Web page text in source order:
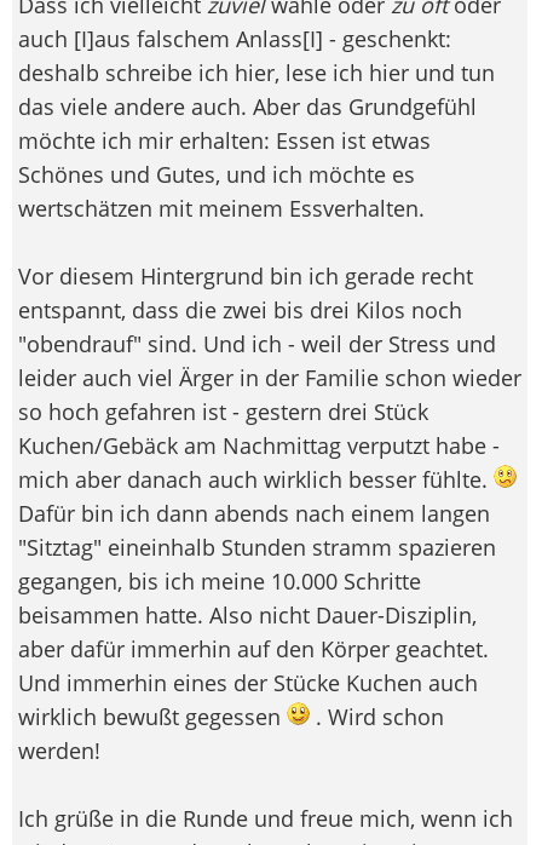
auch [I]aus falschem Anlass[I] - geschenkt:
deshalb schreibe ich hier, lese ich hier und tun
das viele andere auch. Aber das Grundgefühl
möchte ich mir erhalten: Essen ist etwas
Schönes und Gutes, und ich möchte es
wertschätzen mit meinem Essverhalten.
Vor diesem Hintergrund bin ich gerade recht
entspannt, dass die zwei bis drei Kilos noch
"obendrauf" sind. Und ich - weil der Stress und
leider auch viel Ärger in der Familie schon wieder
so hoch gefahren ist - gestern drei Stück
Kuchen/Gebäck am Nachmittag verputzt habe -
mich aber danach auch wirklich besser fühlte.
Dafür bin ich dann abends nach einem langen
"Sitztag" eineinhalb Stunden stramm spazieren
gegangen, bis ich meine 10.000 Schritte
beisammen hatte. Also nicht Dauer-Disziplin,
aber dafür immerhin auf den Körper geachtet.
Und immerhin eines der Stücke Kuchen auch
wirklich bewußt gegessen
. Wird schon
werden!
Ich grüße in die Runde und freue mich, wenn ich